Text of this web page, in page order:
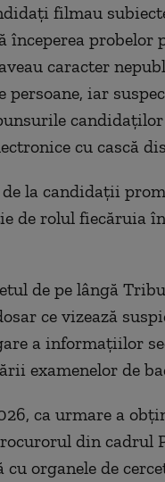
filmau
probelor
caracter
persoane, iar
cu cască
de la candidaţii
rolul fiecăruia în
de pe lângă
ce vizează
a informaţiilor
examenelor de
ca urmare a
din cadrul
organele de